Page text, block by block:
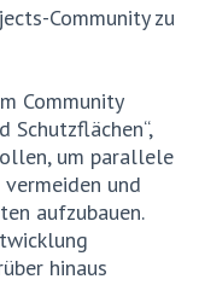
Community zu
Community
Schutzflächen“,
um parallele
und
aufzubauen.
hinaus